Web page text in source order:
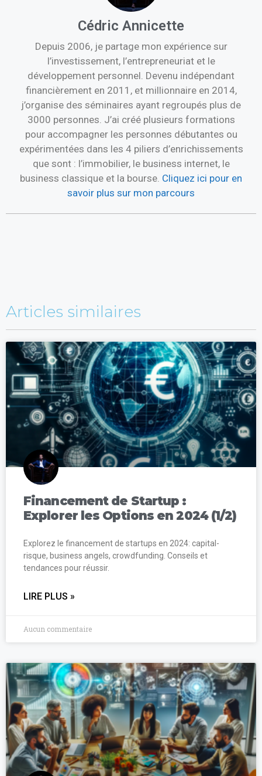
Cédric Annicette
Depuis 2006, je partage mon expérience sur
l’investissement, l’entrepreneuriat et le
développement personnel. Devenu indépendant
financièrement en 2011, et millionnaire en 2014,
j’organise des séminaires ayant regroupés plus de
3000 personnes. J’ai créé plusieurs formations
pour accompagner les personnes débutantes ou
expérimentées dans les 4 piliers d’enrichissements
que sont : l’immobilier, le business internet, le
business classique et la bourse. Cliquez ici pour en
savoir plus sur mon parcours
Articles similaires
Financement de Startup :
Explorer les Options en 2024 (1/2)
Explorez le financement de startups en 2024: capital-
risque, business angels, crowdfunding. Conseils et
tendances pour réussir.
LIRE PLUS »
Aucun commentaire